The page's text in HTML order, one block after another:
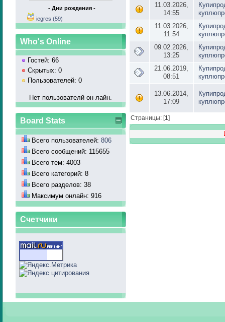
- Дни рождения -
iegres (59)
Who's Online
Гостей: 66
Скрытых: 0
Пользователей: 0
Нет пользователй он-лайн.
Board Stats
Всего пользователей: 806
Всего сообщений: 115655
Всего тем: 4003
Всего категорий: 8
Всего разделов: 38
Максимум онлайн: 916
Счетчики
11.03.2026,
14:55
11.03.2026,
11:54
09.02.2026,
13:25
21.06.2019,
08:51
13.06.2014,
17:09
Страницы: [1]